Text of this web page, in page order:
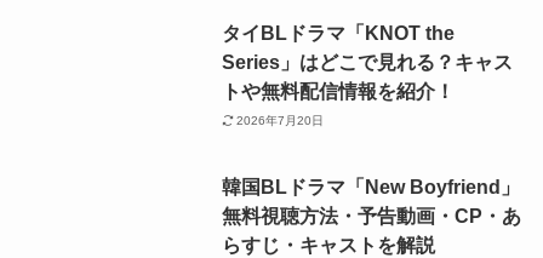
タイBLドラマ「KNOT the
Series」はどこで見れる？キャス
トや無料配信情報を紹介！
2026年7月20日
韓国BLドラマ「New Boyfriend」
無料視聴方法・予告動画・CP・あ
らすじ・キャストを解説